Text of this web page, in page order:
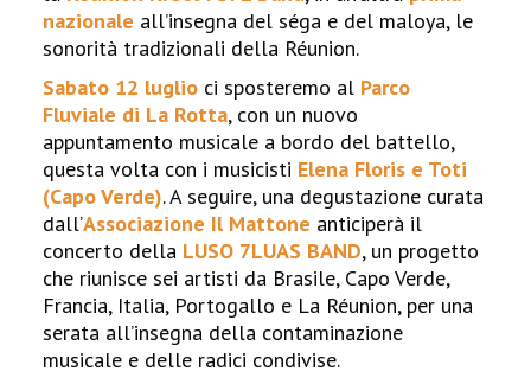
nazionale all’insegna del séga e del maloya, le
sonorità tradizionali della Réunion.
Sabato 12 luglio ci sposteremo al Parco
Fluviale di La Rotta, con un nuovo
appuntamento musicale a bordo del battello,
questa volta con i musicisti Elena Floris e Toti
(Capo Verde). A seguire, una degustazione curata
dall’Associazione Il Mattone anticiperà il
concerto della LUSO 7LUAS BAND, un progetto
che riunisce sei artisti da Brasile, Capo Verde,
Francia, Italia, Portogallo e La Réunion, per una
serata all’insegna della contaminazione
musicale e delle radici condivise.